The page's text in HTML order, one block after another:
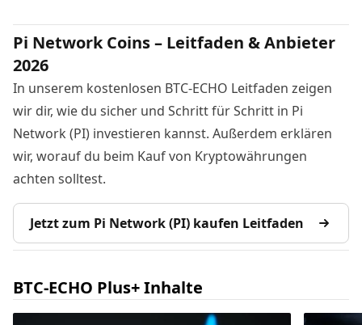
Pi Network Coins – Leitfaden & Anbieter
2026
In unserem kostenlosen BTC-ECHO Leitfaden zeigen
wir dir, wie du sicher und Schritt für Schritt in Pi
Network (PI) investieren kannst. Außerdem erklären
wir, worauf du beim Kauf von Kryptowährungen
achten solltest.
Jetzt zum Pi Network (PI) kaufen Leitfaden
BTC-ECHO Plus+ Inhalte